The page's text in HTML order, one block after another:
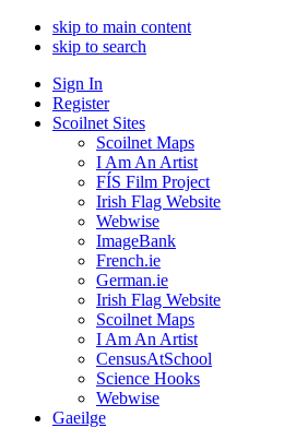
skip to main content
skip to search
Sign In
Register
Scoilnet Sites
Scoilnet Maps
I Am An Artist
FÍS Film Project
Irish Flag Website
Webwise
ImageBank
French.ie
German.ie
Irish Flag Website
Scoilnet Maps
I Am An Artist
CensusAtSchool
Science Hooks
Webwise
Gaeilge